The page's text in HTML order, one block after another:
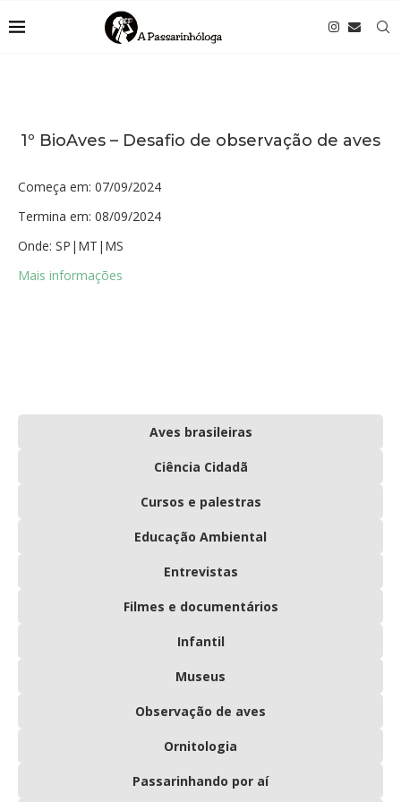
1º BioAves – Desafio de observação de aves
Começa em: 07/09/2024
Termina em: 08/09/2024
Onde: SP|MT|MS
Mais informações
Aves brasileiras
Ciência Cidadã
Cursos e palestras
Educação Ambiental
Entrevistas
Filmes e documentários
Infantil
Museus
Observação de aves
Ornitologia
Passarinhando por aí